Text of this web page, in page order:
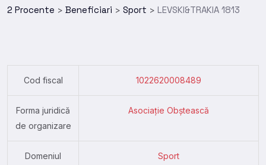
2 Procente > Beneficiari > Sport > LEVSKI&TRAKIA 1813
Cod fiscal 1022620008489
Forma juridică
de organizare
Asociație Obștească
Domeniul
Sport